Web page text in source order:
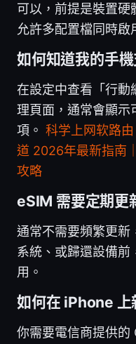
可以，前提是裝置硬
允許多配置檔同時啟
如何知道我的手
在設定中查看「行動
理頁面，通常會顯示
項。 科学上网软路
道 2026年最新指南
攻略
eSIM 需要定期更
通常不需要頻繁更新
系統、或歸還設備前
用。
如何在 iPhone 上
你需要電信商提供的